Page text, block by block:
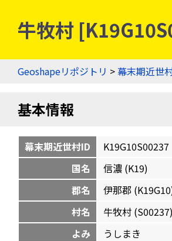
牛牧村
Geoshapeリポジトリ > 幕末期近世
基本情報
幕末期近世村ID
K19G10S00237
国名
信濃 (K19)
郡名
伊那郡
村名
牛牧村 (S00237)
よみ
うしまき